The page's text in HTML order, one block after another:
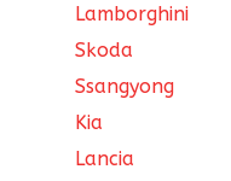
Lamborghini
Skoda
Ssangyong
Kia
Lancia